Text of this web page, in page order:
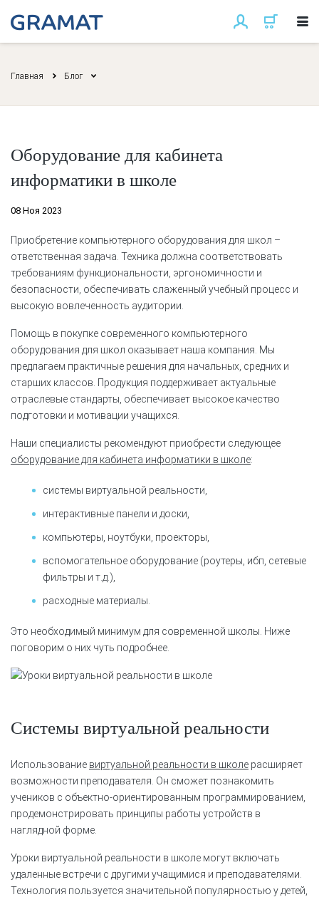
Главная Блог
Оборудование для кабинета
информатики в школе
08 Ноя 2023
Приобретение компьютерного оборудования для школ –
ответственная задача. Техника должна соответствовать
требованиям функциональности, эргономичности и
безопасности, обеспечивать слаженный учебный процесс и
высокую вовлеченность аудитории.
Помощь в покупке современного компьютерного
оборудования для школ оказывает наша компания. Мы
предлагаем практичные решения для начальных, средних и
старших классов. Продукция поддерживает актуальные
отраслевые стандарты, обеспечивает высокое качество
подготовки и мотивации учащихся.
Наши специалисты рекомендуют приобрести следующее
оборудование для кабинета информатики в школе:
системы виртуальной реальности,
интерактивные панели и доски,
компьютеры, ноутбуки, проекторы,
вспомогательное оборудование (роутеры, ибп, сетевые
фильтры и т.д.),
расходные материалы.
Это необходимый минимум для современной школы. Ниже
поговорим о них чуть подробнее.
Системы виртуальной реальности
Использование виртуальной реальности в школе расширяет
возможности преподавателя. Он сможет познакомить
учеников с объектно-ориентированным программированием,
продемонстрировать принципы работы устройств в
наглядной форме.
Уроки виртуальной реальности в школе могут включать
удаленные встречи с другими учащимися и преподавателями.
Технология пользуется значительной популярностью у детей,